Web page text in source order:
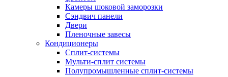
Камеры шоковой заморозки
Сэндвич панели
Двери
Пленочные завесы
Кондиционеры
Сплит-системы
Мульти-сплит системы
Полупромышленные сплит-системы